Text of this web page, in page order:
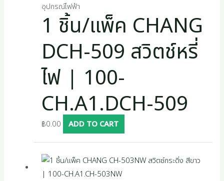
อุปกรณ์ไฟฟ้า
1 ชิ้น/แพ็ค CHANG
DCH-509 สวิตช์หรี่
ไฟ | 100-
CH.A1.DCH-509
฿0.00 ADD TO CART